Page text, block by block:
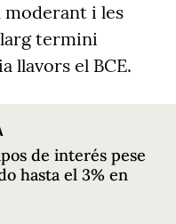
moderant i les
termini
llavors el BCE.
de interés pese
hasta el 3% en